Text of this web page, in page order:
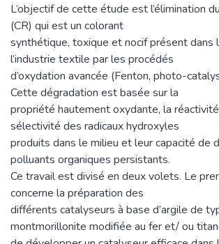
L’objectif de cette étude est l’élimination
(CR) qui est un colorant
synthétique, toxique et nocif présent
l’industrie textile par les procédés
d’oxydation avancée (Fenton, photo-
Cette dégradation est basée sur la
propriété hautement oxydante, la
sélectivité des radicaux hydroxyles
produits dans le milieu et leur capacité de
polluants organiques persistants.
Ce travail est divisé en deux volets. Le
concerne la préparation des
différents catalyseurs à base d’argile de
montmorillonite modifiée au fer et/ ou